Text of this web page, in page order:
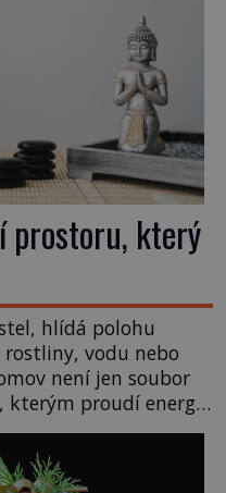
prostoru, který
hlídá polohu
vodu nebo
není jen soubor
kterým proudí energie
ovlivňovat, jak se v
kořeny ve staré Číně